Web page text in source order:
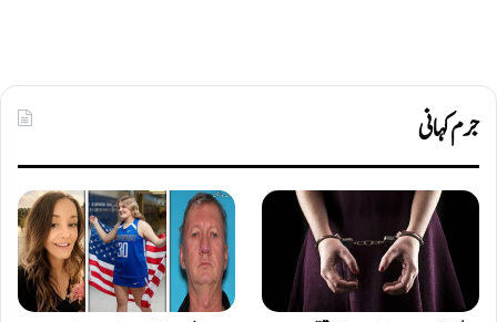
جرم کہانی